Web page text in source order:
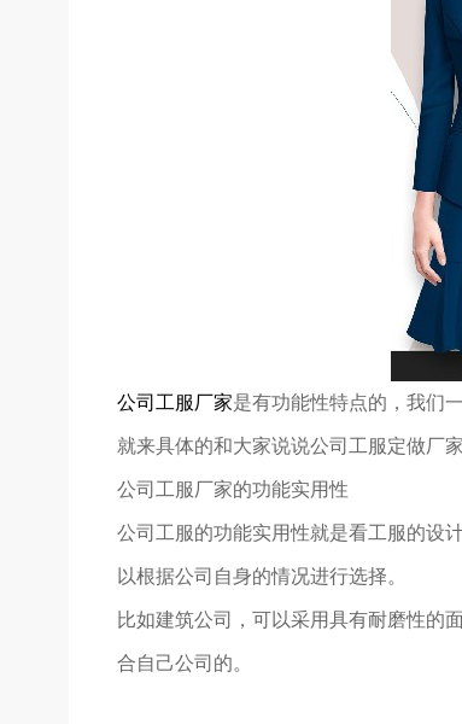
公司工服厂家是有功能性特点的，我们
就来具体的和大家说说公司工服定做厂
公司工服厂家的功能实用性
公司工服的功能实用性就是看工服的设
以根据公司自身的情况进行选择。
比如建筑公司，可以采用具有耐磨性的
合自己公司的。